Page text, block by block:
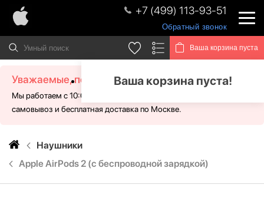
+7 (499) 113-93-51
Обратный звонок
Ваша корзина пуста
Ваша корзина пуста!
Уважаемые, посетители!
Мы работаем с 10:00 - 21:00 без выходных. Для Вас доступен
самовывоз и бесплатная доставка по Москве.
Наушники
Apple AirPods 2 (с беспроводной зарядкой)